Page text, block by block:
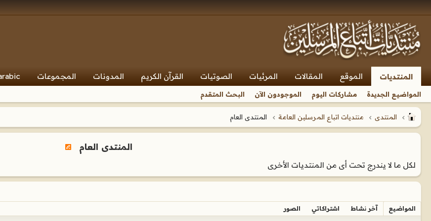
المنتديات الموقع المقالات المرئيات الصوتيات القرآن الكريم المدونات المجموعات
المواضيع الجديدة مشاركات اليوم الموجودون الآن البحث المتقدم
المنتدى منتديات اتباع المرسلين العامة المنتدى العام
المنتدى العام
لكل ما لا يندرج تحت أى من المنتديات الأخرى
المواضيع آخر نشاط اشتراكاتي الصور